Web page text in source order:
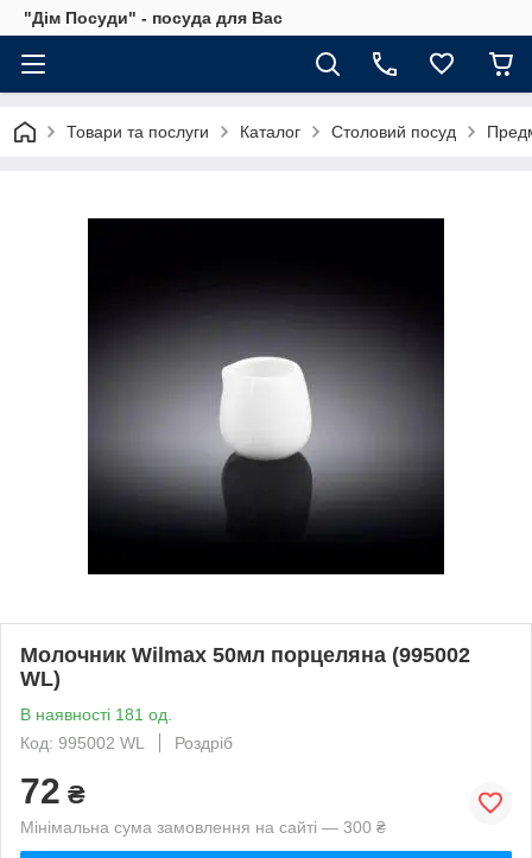
"Дім Посуди" - посуда для Вас
Товари та послуги Каталог Столовий посуд
Молочник Wilmax 50мл порцеляна (995002
WL)
В наявності 181 од.
Код: 995002 WL
Роздріб
72 ₴
Мінімальна сума замовлення на сайті — 300 ₴